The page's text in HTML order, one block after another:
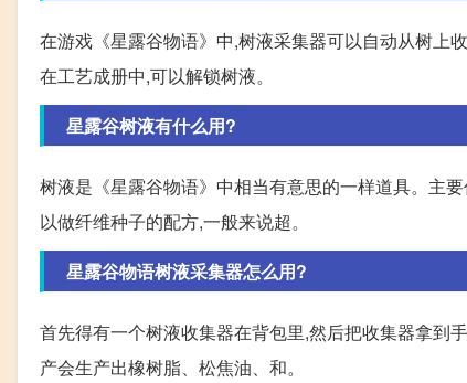
在游戏《星露谷物语》中,树液采集器可以自动从树上
在工艺成册中,可以解锁树液。
星露谷树液有什么用?
树液是《星露谷物语》中相当有意思的一样道具。主
以做纤维种子的配方,一般来说超。
星露谷物语树液采集器怎么用?
首先得有一个树液收集器在背包里,然后把收集器拿到
产会生产出橡树脂、松焦油、和。